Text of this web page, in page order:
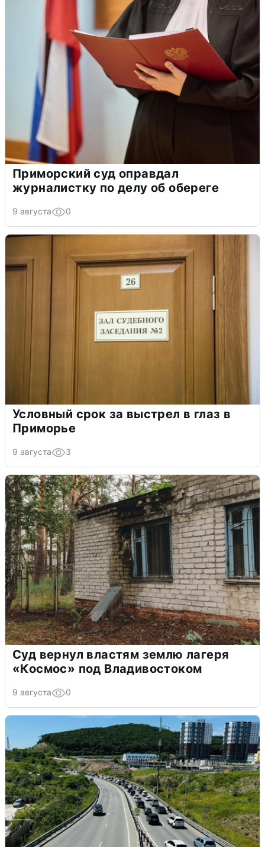
Приморский суд оправдал
журналистку по делу об обереге
9 августа 0
Условный срок за выстрел в глаз в
Приморье
9 августа 3
Суд вернул властям землю лагеря
«Космос» под Владивостоком
9 августа 0